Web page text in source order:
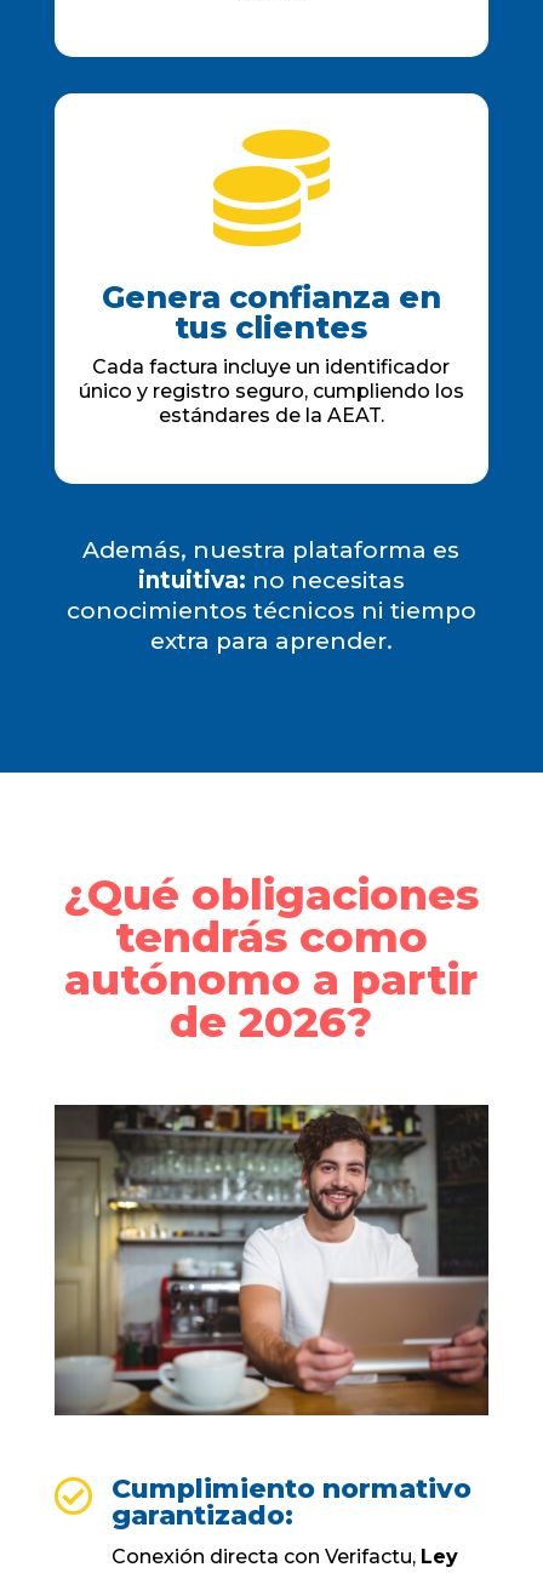

Genera confianza en
tus clientes
Cada factura incluye un identificador
único y registro seguro, cumpliendo los
estándares de la AEAT.
Además, nuestra plataforma es
intuitiva: no necesitas
conocimientos técnicos ni tiempo
extra para aprender.
¿Qué obligaciones
tendrás como
autónomo a partir
de 2026?

Cumplimiento normativo
garantizado:
Conexión directa con Verifactu, Ley